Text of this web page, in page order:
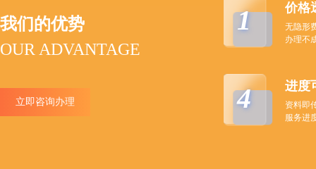
我们的优势
OUR ADVANTAGE
立即咨询办理
1 价格
无隐形
办理不
4 进度
资料即
服务进